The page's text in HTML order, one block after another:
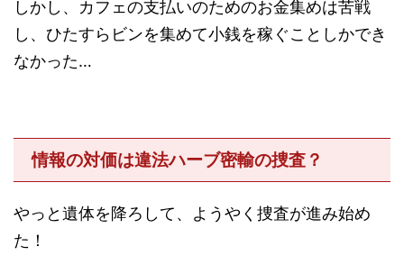
しかし、カフェの支払いのためのお金集めは苦戦
し、ひたすらビンを集めて小銭を稼ぐことしかでき
なかった…
情報の対価は違法ハーブ密輸の捜査？
やっと遺体を降ろして、ようやく捜査が進み始め
た！